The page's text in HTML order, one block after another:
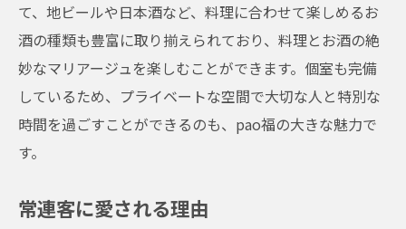
て、地ビールや日本酒など、料理に合わせて楽しめるお
酒の種類も豊富に取り揃えられており、料理とお酒の絶
妙なマリアージュを楽しむことができます。個室も完備
しているため、プライベートな空間で大切な人と特別な
時間を過ごすことができるのも、pao福の大きな魅力で
す。
常連客に愛される理由